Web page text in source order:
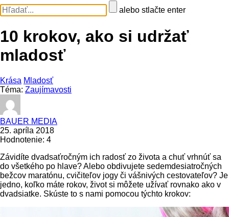
alebo stlačte enter
10 krokov, ako si udržať
mladosť
Krása Mladosť
Téma: Zaujímavosti
BAUER MEDIA
25. apríla 2018
Hodnotenie: 4
Závidíte dvadsaťročným ich radosť zo života a chuť vrhnúť sa
do všetkého po hlave? Alebo obdivujete sedemdesiatročných
bežcov maratónu, cvičiteľov jogy či vášnivých cestovateľov? Je
jedno, koľko máte rokov, život si môžete užívať rovnako ako v
dvadsiatke. Skúste to s nami pomocou týchto krokov: